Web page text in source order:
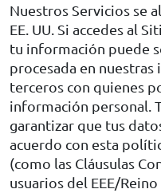
Nuestros Servicios se
EE. UU. Si accedes al
tu información puede
procesada en
terceros con quienes
información personal.
garantizar que tus
acuerdo con esta
(como las Cláusulas
usuarios del EEE/Reino